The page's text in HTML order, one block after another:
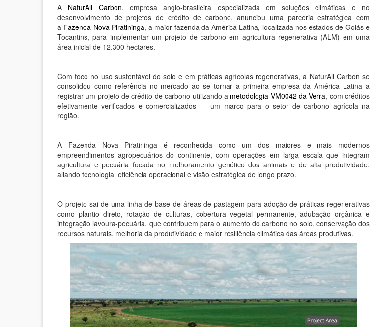
A NaturAll Carbon, empresa anglo-brasileira especializada em soluções climáticas e no
desenvolvimento de projetos de crédito de carbono, anunciou uma parceria estratégica com
a Fazenda Nova Piratininga, a maior fazenda da América Latina, localizada nos estados de Goiás e
Tocantins, para implementar um projeto de carbono em agricultura regenerativa (ALM) em uma
área inicial de 12.300 hectares.
Com foco no uso sustentável do solo e em práticas agrícolas regenerativas, a NaturAll Carbon se
consolidou como referência no mercado ao se tornar a primeira empresa da América Latina a
registrar um projeto de crédito de carbono utilizando a metodologia VM0042 da Verra, com créditos
efetivamente verificados e comercializados — um marco para o setor de carbono agrícola na
região.
A Fazenda Nova Piratininga é reconhecida como um dos maiores e mais modernos
empreendimentos agropecuários do continente, com operações em larga escala que integram
agricultura e pecuária focada no melhoramento genético dos animais e de alta produtividade,
aliando tecnologia, eficiência operacional e visão estratégica de longo prazo.
O projeto sai de uma linha de base de áreas de pastagem para adoção de práticas regenerativas
como plantio direto, rotação de culturas, cobertura vegetal permanente, adubação orgânica e
integração lavoura-pecuária, que contribuem para o aumento do carbono no solo, conservação dos
recursos naturais, melhoria da produtividade e maior resiliência climática das áreas produtivas.